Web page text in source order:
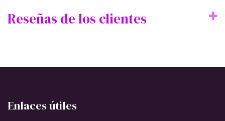
Reseñas de los clientes
Enlaces útiles